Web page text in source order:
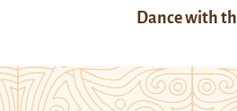
Dance with